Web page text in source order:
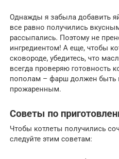
Однажды я забыла добавить
все равно получились
рассыпались. Поэтому не
ингредиентом! А еще, чтобы
сковороде, убедитесь, что
всегда проверяю готовность
пополам – фарш должен быть
прожаренным.
Советы по
Чтобы котлеты получились
следуйте этим советам: